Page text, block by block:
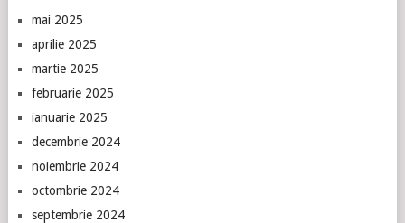
mai 2025
aprilie 2025
martie 2025
februarie 2025
ianuarie 2025
decembrie 2024
noiembrie 2024
octombrie 2024
septembrie 2024